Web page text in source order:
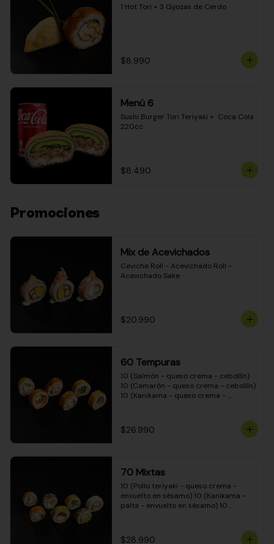
1 Hot Tori + 3 Gyozas de Cerdo
$8.990
Menú 6
Sushi Burger Tori Teriyaki +  Coca Cola
220cc
$8.490
Promociones
Mix de Acevichados
Ceviche Roll - Acevichado Roll -
Acevichado Sake
$20.990
60 Tempuras
10 (Salmón - queso crema - cebollín)
10 (Camarón - queso crema - cebollín)
10 (Kanikama - queso crema -
crema - cebollín) 10 (Carne - queso
crema - cebollín)
$26.990
70 Mixtas
10 (Pollo teriyaki - queso crema -
envuelto en sésamo) 10 (Kanikama -
palta - envuelto en sésamo) 10
- envuelto en queso crema) 10
$28.990